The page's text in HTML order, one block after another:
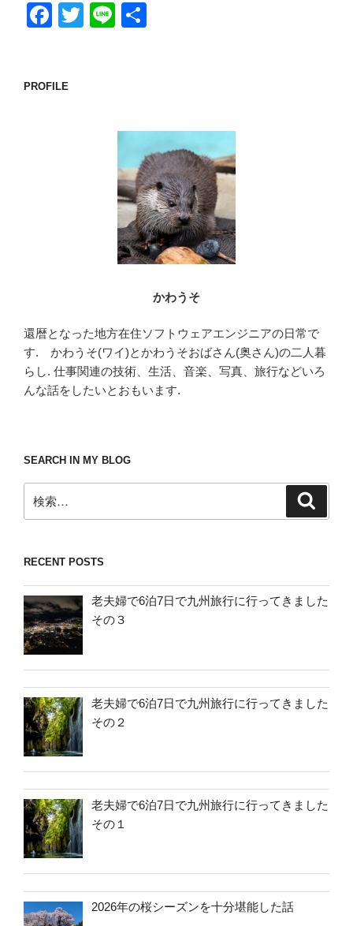
F
e
T
Li
PROFILE
かわうそ
還暦となった地方在住ソフトウェアエンジニアの日常で
す. かわうそ(ワイ)とかわうそおばさん(奥さん)の二人暮
らし. 仕事関連の技術、生活、音楽、写真、旅行などいろ
んな話をしたいとおもいます.
SEARCH IN MY BLOG
索:
RECENT POSTS
老夫婦で6泊7日で九州旅行に行ってきました
その３
老夫婦で6泊7日で九州旅行に行ってきました
その２
老夫婦で6泊7日で九州旅行に行ってきました
その１
2026年の桜シーズンを十分堪能した話